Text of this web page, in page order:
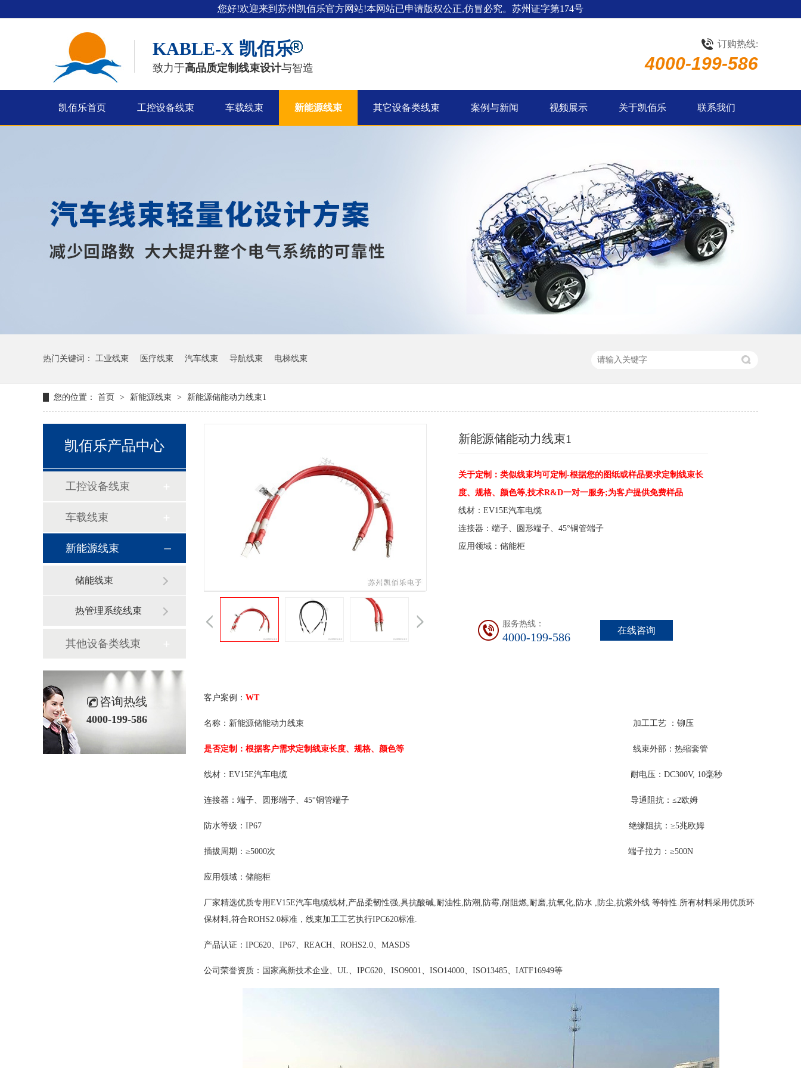
您好!欢迎来到苏州凯佰乐官方网站!本网站已申请版权公正,仿冒必究。苏州证字第174号
KABLE-X 凯佰乐
致力于高品质定制线束设计与智造
订购热线:
4000-199-586
凯佰乐首页 工控设备线束 车载线束 新能源线束 其它设备类线束 案例与新闻 视频展示 关于凯佰乐 联系我们
热门关键词： 工业线束 医疗线束 汽车线束 导航线束 电梯线束
您的位置： 首页 > 新能源线束 > 新能源储能动力线束1
新能源储能动力线束1
关于定制：类似线束均可定制-根据您的图纸或样品要求定制线束长
度、规格、颜色等,技术R&D一对一服务;为客户提供免费样品
线材：EV15E汽车电缆
连接器：端子、圆形端子、45°铜管端子
应用领域：储能柜
服务热线：
4000-199-586
在线咨询
客户案例： WT
名称：新能源储能动力线束 加工工艺 ：铆压
是否定制：根据客户需求定制线束长度、规格、颜色等 线束外部：热缩套管
线材：EV15E汽车电缆 耐电压：DC300V, 10毫秒
连接器：端子、圆形端子、45°铜管端子 导通阻抗：≤2欧姆
防水等级：IP67 绝缘阻抗：≥5兆欧姆
插拔周期：≥5000次 端子拉力：≥500N
应用领域：储能柜
厂家精选优质专用EV15E汽车电缆线材,产品柔韧性强,具抗酸碱,耐油性,防潮,防霉,耐阻燃,耐磨,抗氧化,防水 ,防尘,抗紫外线 等特性.所有材料采用优质环
保材料,符合ROHS2.0标准，线束加工工艺执行IPC620标准.
产品认证：IPC620、IP67、REACH、ROHS2.0、MASDS
公司荣誉资质：国家高新技术企业、UL、IPC620、ISO9001、ISO14000、ISO13485、IATF16949等
凯佰乐产品中心
工控设备线束
车载线束
新能源线束
储能线束
热管理系统线束
其他设备类线束
咨询热线
4000-199-586